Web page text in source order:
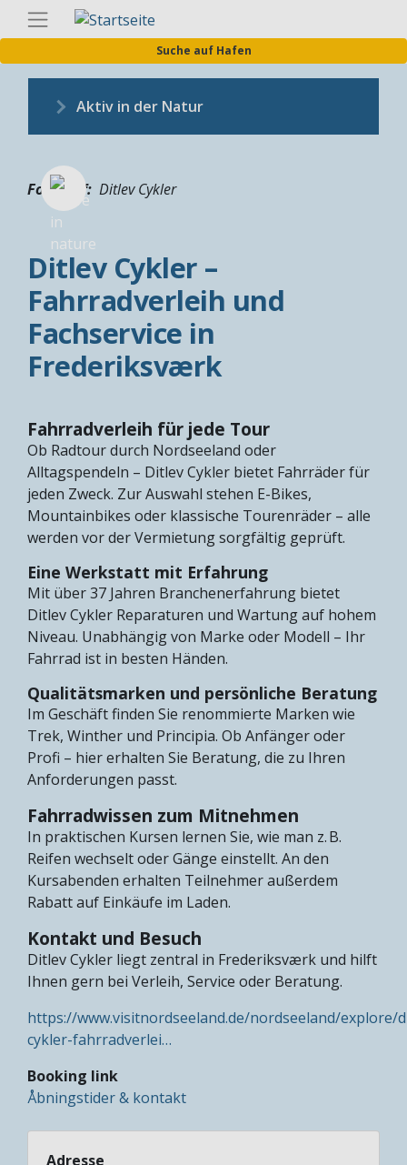
Direkt
zum
Suche auf Hafen
Aktiv in der Natur
Fotograf Ditlev Cykler
Ditlev Cykler –
Fahrradverleih und
Fachservice in
Frederiksværk
Fahrradverleih für jede Tour
Ob Radtour durch Nordseeland oder
Alltagspendeln – Ditlev Cykler bietet Fahrräder für
jeden Zweck. Zur Auswahl stehen E-Bikes,
Mountainbikes oder klassische Tourenräder – alle
werden vor der Vermietung sorgfältig geprüft.
Eine Werkstatt mit Erfahrung
Mit über 37 Jahren Branchenerfahrung bietet
Ditlev Cykler Reparaturen und Wartung auf hohem
Niveau. Unabhängig von Marke oder Modell – Ihr
Fahrrad ist in besten Händen.
Qualitätsmarken und persönliche Beratung
Im Geschäft finden Sie renommierte Marken wie
Trek, Winther und Principia. Ob Anfänger oder
Profi – hier erhalten Sie Beratung, die zu Ihren
Anforderungen passt.
Fahrradwissen zum Mitnehmen
In praktischen Kursen lernen Sie, wie man z. B.
Reifen wechselt oder Gänge einstellt. An den
Kursabenden erhalten Teilnehmer außerdem
Rabatt auf Einkäufe im Laden.
Kontakt und Besuch
Ditlev Cykler liegt zentral in Frederiksværk und hilft
Ihnen gern bei Verleih, Service oder Beratung.
https://www.visitnordseeland.de/nordseeland/explore/
cykler-fahrradverlei…
Booking link
Åbningstider & kontakt
Adresse